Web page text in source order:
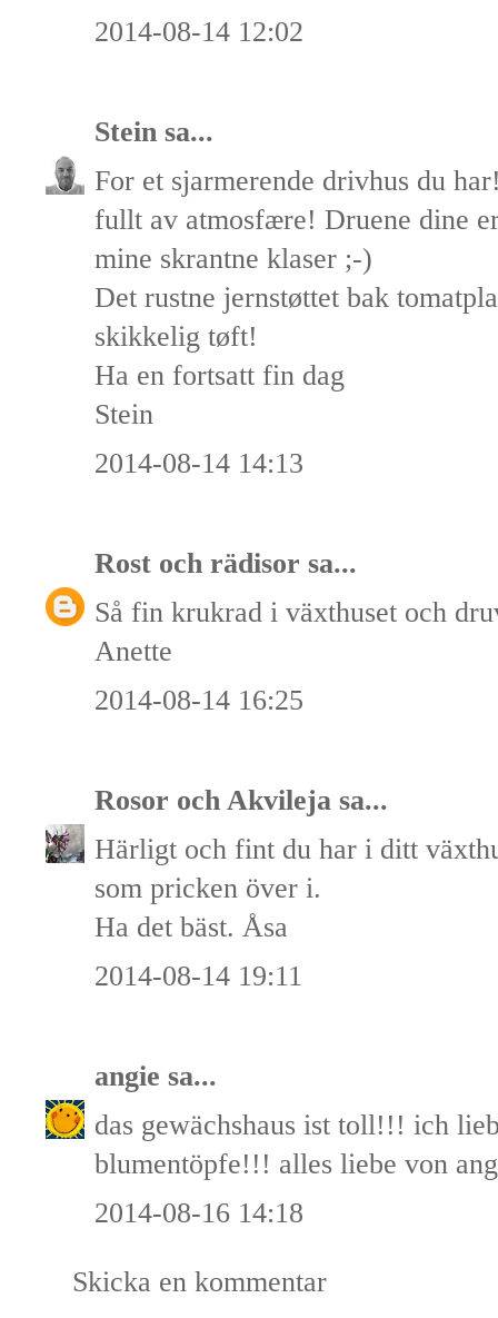
2014-08-14 12:02
Stein sa...
For et sjarmerende drivhus du
fullt av atmosfære! Druene dine
mine skrantne klaser ;-)
Det rustne jernstøttet bak
skikkelig tøft!
Ha en fortsatt fin dag
Stein
2014-08-14 14:13
Rost och rädisor sa...
Så fin krukrad i växthuset och
Anette
2014-08-14 16:25
Rosor och Akvileja sa...
Härligt och fint du har i ditt
som pricken över i.
Ha det bäst. Åsa
2014-08-14 19:11
angie sa...
das gewächshaus ist toll!!! ich
blumentöpfe!!! alles liebe von
2014-08-16 14:18
Skicka en kommentar